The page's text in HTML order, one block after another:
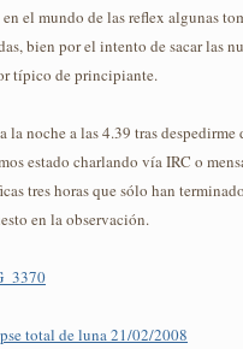
el mundo de las reflex algunas
bien por el intento de sacar las
típico de principiante.
la noche a las 4.39 tras
estado charlando vía IRC o
tres horas que sólo han
en la observación.